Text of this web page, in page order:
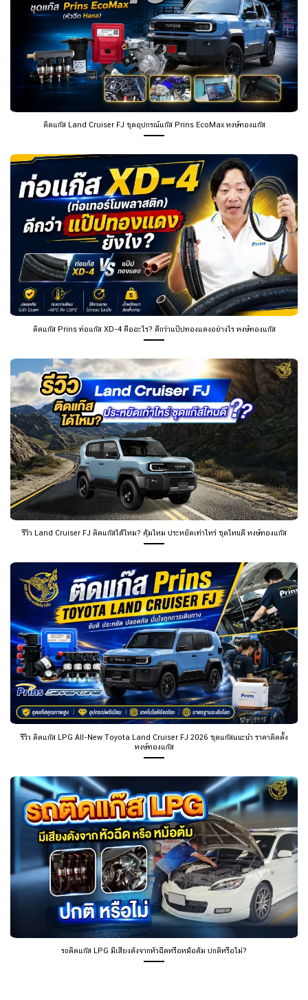
ติดแก๊ส Land Cruiser FJ ชุดอุปกรณ์แก๊ส Prins EcoMax หงษ์ทองแก๊ส
ติดแก๊ส Prins ท่อแก๊ส XD-4 คืออะไร? ดีกว่าแป๊ปทองแดงอย่างไร หงษ์ทองแก๊ส
รีวิว Land Cruiser FJ ติดแก๊สได้ไหม? คุ้มไหม ประหยัดเท่าไหร่ ชุดไหนดี หงษ์ทองแก๊ส
รีวิว ติดแก๊ส LPG All-New Toyota Land Cruiser FJ 2026 ชุดแก๊สแนะนำ ราคาติดตั้ง
หงษ์ทองแก๊ส
รถติดแก๊ส LPG มีเสียงดังจากหัวฉีดหรือหม้อต้ม ปกติหรือไม่?